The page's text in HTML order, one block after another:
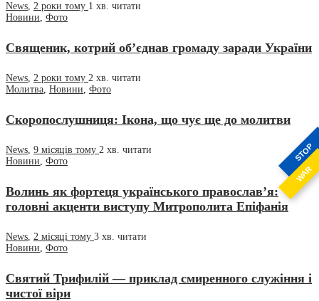
STOP
WAR
News, 2 роки тому 1 хв. читати
Новини, Фото
Священик, котрий об’єднав громаду заради України
News, 2 роки тому 2 хв. читати
Молитва, Новини, Фото
Скоропослушниця: Ікона, що чує ще до молитви
News 9 місяців тому 2 хв. читати
Новини Фото
Волинь як фортеця українського православ’я:
головні акценти виступу Митрополита Епіфанія
News 2 місяці тому 3 хв. читати
Новини Фото
Святий Трифилій — приклад смиренного служіння і
чистої віри